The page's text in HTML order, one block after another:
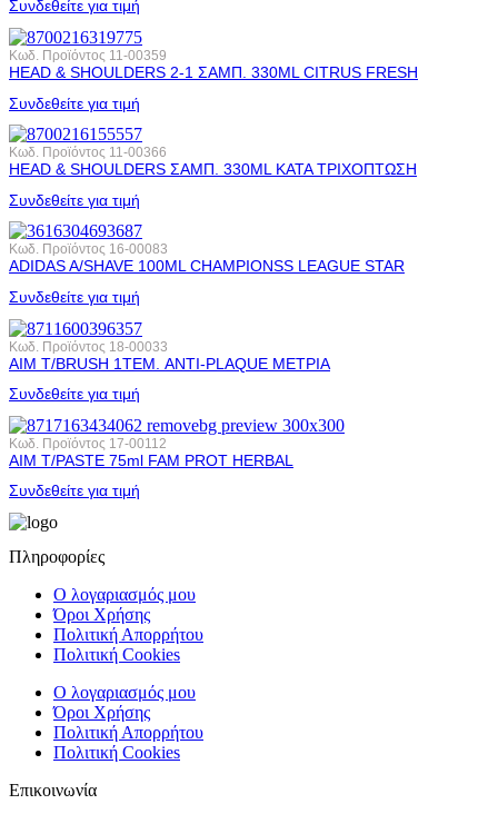
Συνδεθείτε για τιμή
Κωδ. Προϊόντος 11-00359
HEAD & SHOULDERS 2-1 ΣΑΜΠ. 330ML CITRUS FRESH
Συνδεθείτε για τιμή
Κωδ. Προϊόντος 11-00366
HEAD & SHOULDERS ΣΑΜΠ. 330ML ΚΑΤΑ ΤΡΙΧΟΠΤΩΣΗ
Συνδεθείτε για τιμή
Κωδ. Προϊόντος 16-00083
ADIDAS A/SHAVE 100ML CHAMPIONSS LEAGUE STAR
Συνδεθείτε για τιμή
Κωδ. Προϊόντος 18-00033
AIM T/BRUSH 1ΤΕΜ. ANTI-PLAQUE ΜΕΤΡΙΑ
Συνδεθείτε για τιμή
Κωδ. Προϊόντος 17-00112
AIM T/PASTE 75ml FAM PROT HERBAL
Συνδεθείτε για τιμή
Πληροφορίες
Ο λογαριασμός μου
Όροι Χρήσης
Πολιτική Απορρήτου
Πολιτική Cookies
Ο λογαριασμός μου
Όροι Χρήσης
Πολιτική Απορρήτου
Πολιτική Cookies
Επικοινωνία